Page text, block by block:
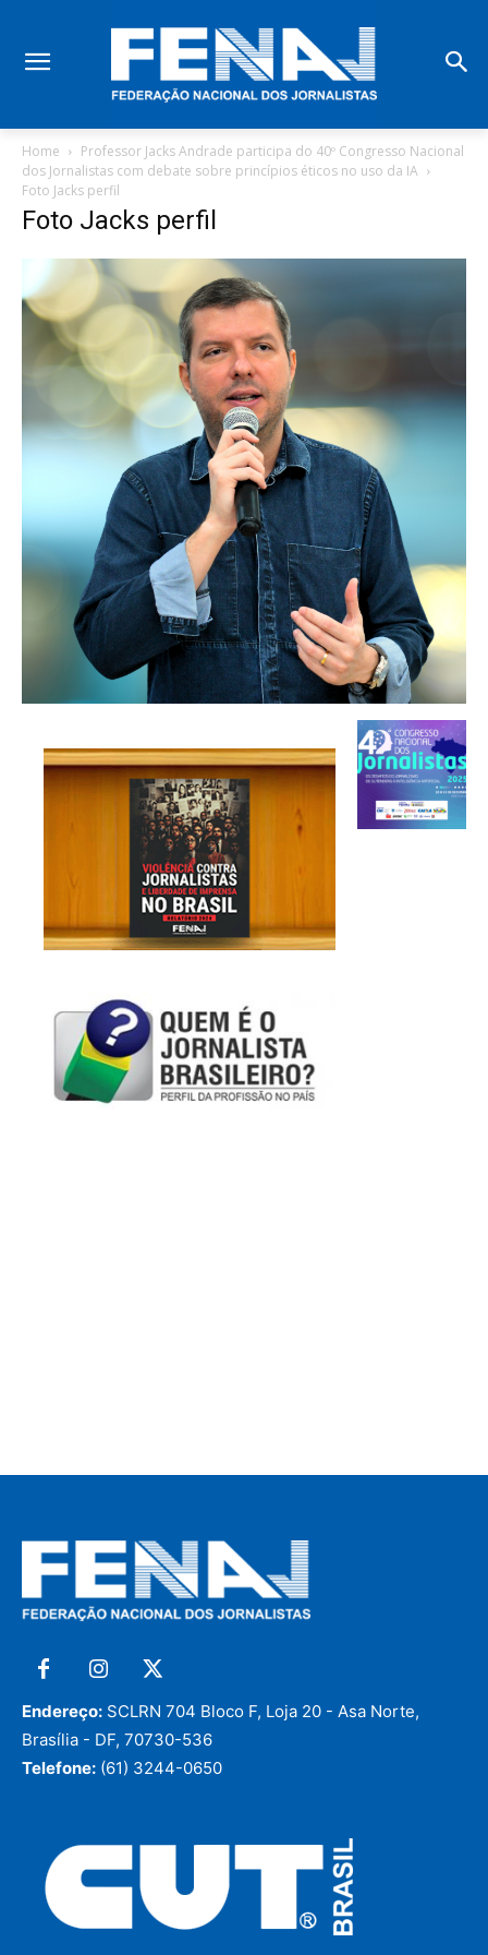
Home
Professor Jacks Andrade participa do 40º Congresso Nacional
dos Jornalistas com debate sobre princípios éticos no uso da IA
Foto Jacks perfil
Foto Jacks perfil
Endereço: SCLRN 704 Bloco F, Loja 20 - Asa Norte,
Brasília - DF, 70730-536
Telefone: (61) 3244-0650